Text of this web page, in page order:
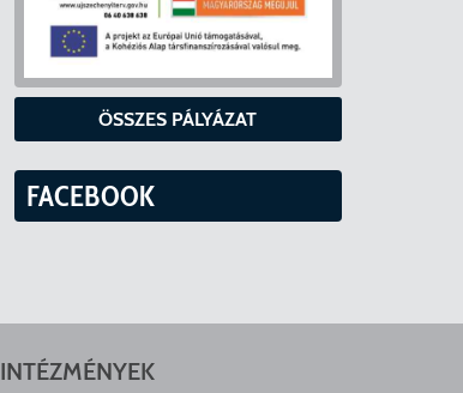
ÖSSZES PÁLYÁZAT
FACEBOOK
INTÉZMÉNYEK